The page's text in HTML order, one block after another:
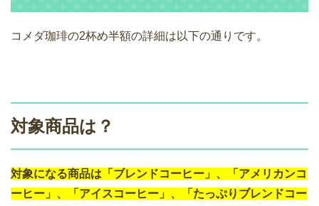
コメダ珈琲の2杯め半額の詳細は以下の通りです。
対象商品は？
対象になる商品は「ブレンドコーヒー」、「アメリカンコ
ーヒー」、「アイスコーヒー」、「たっぷりブレンドコー